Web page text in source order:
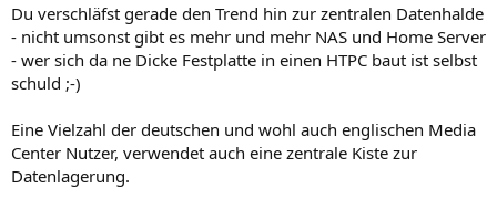
Du verschläfst gerade den Trend hin zur zentralen Datenhalde
- nicht umsonst gibt es mehr und mehr NAS und Home Server
- wer sich da ne Dicke Festplatte in einen HTPC baut ist selbst
schuld ;-)
Eine Vielzahl der deutschen und wohl auch englischen Media
Center Nutzer, verwendet auch eine zentrale Kiste zur
Datenlagerung.